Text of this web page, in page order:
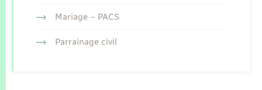
Mariage – PACS
Parrainage civil